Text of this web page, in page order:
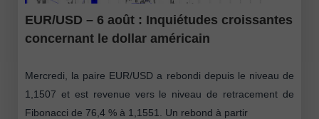
EUR/USD – 6 août : Inquiétudes croissantes
concernant le dollar américain
Mercredi, la paire EUR/USD a rebondi depuis le niveau de
1,1507 et est revenue vers le niveau de retracement de
Fibonacci de 76,4 % à 1,1551. Un rebond à partir